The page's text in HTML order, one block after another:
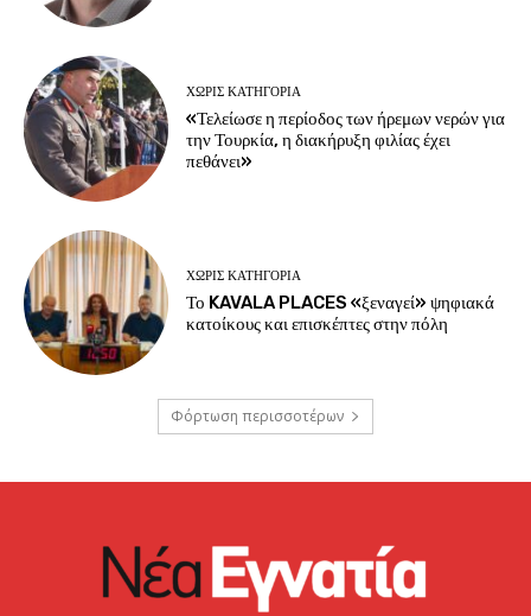
ΧΩΡΊΣ ΚΑΤΗΓΟΡΊΑ
«Τελείωσε η περίοδος των ήρεμων νερών για
την Τουρκία, η διακήρυξη φιλίας έχει
πεθάνει»
ΧΩΡΊΣ ΚΑΤΗΓΟΡΊΑ
Το KAVALA PLACES «ξεναγεί» ψηφιακά
κατοίκους και επισκέπτες στην πόλη
Φόρτωση περισσοτέρων